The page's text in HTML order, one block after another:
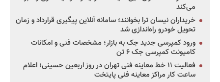
می‌کند
خریداران نیسان ترا بخوانند؛ سامانه آنلاین پیگیری قرارداد و زمان
تحویل خودرو راه‌اندازی شد
ورود کمپرسی جدید جک به بازار؛ مشخصات فنی و امکانات
کامیونت کمپرسی جک ۶ تن
فعالیت ۱۱ خط معاینه فنی تهران در روز اربعین حسینی؛ اعلام
ساعت کار مراکز معاینه فنی پایتخت